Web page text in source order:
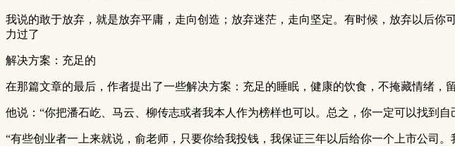
我说的敢于放弃，就是放弃平庸，走向创造；放弃迷茫，走向坚定。有时候，放弃以后
力过了
解决方案：充足的
在那篇文章的最后，作者提出了一些解决方案：充足的睡眠，健康的饮食，不掩藏情绪
他说：“你把潘石屹、马云、柳传志或者我本人作为榜样也可以。总之，你一定可以找到
“有些创业者一上来就说，俞老师，只要你给我投钱，我保证三年以后给你一个上市公司